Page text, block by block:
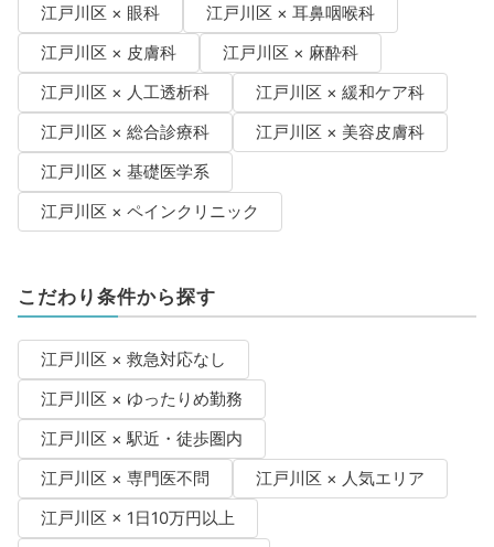
江戸川区 × 眼科
江戸川区 × 耳鼻咽喉科
江戸川区 × 皮膚科
江戸川区 × 麻酔科
江戸川区 × 人工透析科
江戸川区 × 緩和ケア科
江戸川区 × 総合診療科
江戸川区 × 美容皮膚科
江戸川区 × 基礎医学系
江戸川区 × ペインクリニック
こだわり条件から探す
江戸川区 × 救急対応なし
江戸川区 × ゆったりめ勤務
江戸川区 × 駅近・徒歩圏内
江戸川区 × 専門医不問
江戸川区 × 人気エリア
江戸川区 × 1日10万円以上